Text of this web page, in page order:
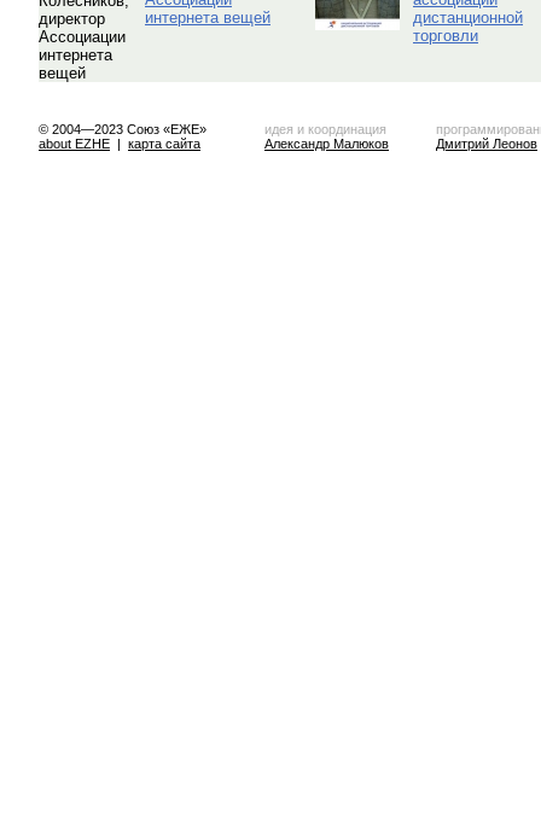
интернета вещей
дистанционной
торговли
© 2004—2023 Союз «ЕЖЕ»
about EZHE | карта сайта
идея и координация
Александр Малюков
Дмитрий Леонов